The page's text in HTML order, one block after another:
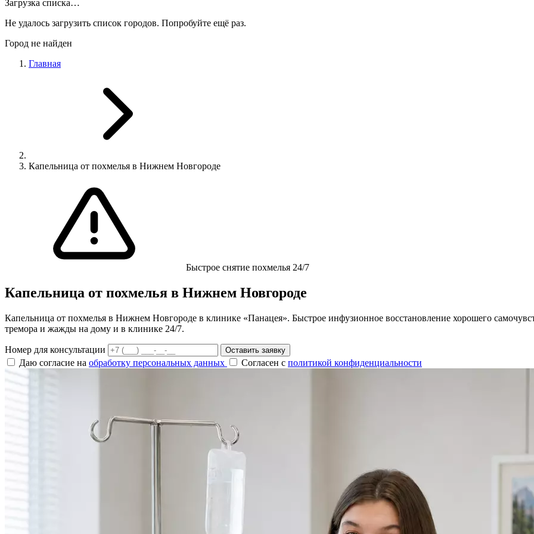
Загрузка списка…
Не удалось загрузить список городов. Попробуйте ещё раз.
Город не найден
Главная
Капельница от похмелья в Нижнем Новгороде
Быстрое снятие похмелья 24/7
Капельница от похмелья в Нижнем Новгороде
Капельница от похмелья в Нижнем Новгороде в клинике «Панацея». Быстрое инфузионное восстановление хорошего
тремора и жажды на дому и в клинике 24/7.
Номер для консультации Оставить заявку
Даю согласие на обработку персональных данных Согласен с политикой конфиденциальности